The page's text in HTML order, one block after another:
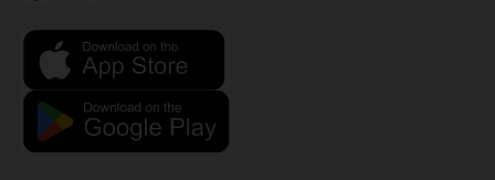
кондиціонування: прокладок,
радіатора, компресора. Ми можемо
виконати також повну діагностику
автомобіля, щорічне ТО і ремонт будь-